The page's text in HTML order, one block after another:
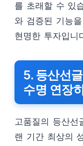
를 초래할 수 있
와 검증된 기능
현명한 투자입니
5. 등산선
수명 연장
고품질의 등산선
랜 기간 최상의